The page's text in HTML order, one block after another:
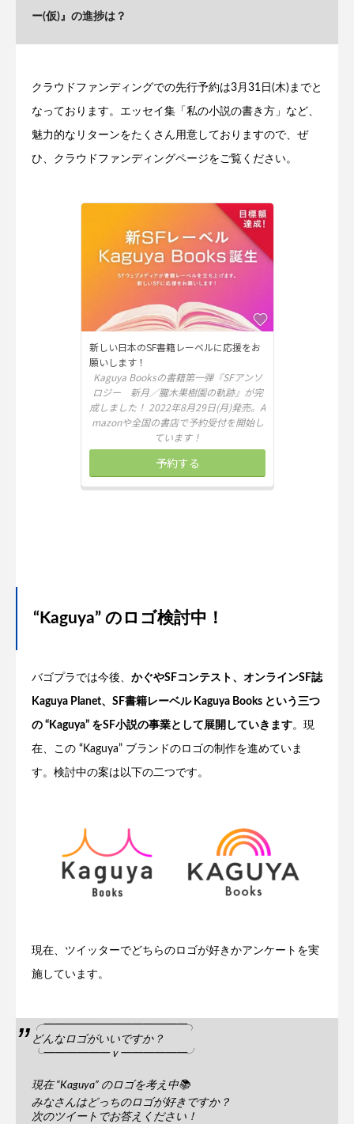
ー(仮)』の進捗は？
クラウドファンディングでの先行予約は3月31日(木)までと
なっております。エッセイ集「私の小説の書き方」など、
魅力的なリターンをたくさん用意しておりますので、ぜ
ひ、クラウドファンディングページをご覧ください。
“Kaguya” のロゴ検討中！
バゴプラでは今後、 かぐやSFコンテスト、オンラインSF誌
Kaguya Planet、SF書籍レーベル Kaguya Books という三つ
の “Kaguya” をSF小説の事業として展開していきます。現
在、この “Kaguya” ブランドのロゴの制作を進めていま
す。検討中の案は以下の二つです。
現在、ツイッターでどちらのロゴが好きかアンケートを実
施しています。
╭━━━━━━━━━━━━━╮
どんなロゴがいいですか？
╰━━━━━━ｖ━━━━━━╯
現在 “Kaguya” のロゴを考え中📚
みなさんはどっちのロゴが好きですか？
次のツイートでお答えください！